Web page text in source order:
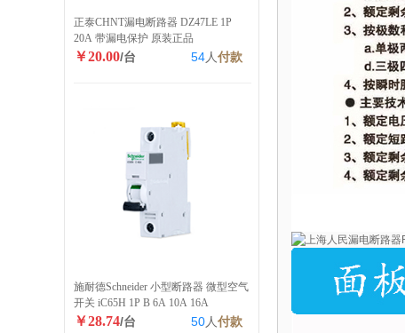
正泰CHNT漏电断路器 DZ47LE 1P
20A 带漏电保护 原装正品
￥20.00/台 54人付款
施耐德Schneider 小型断路器 微型空气
开关 iC65H 1P B 6A 10A 16A
￥28.74/台 50人付款